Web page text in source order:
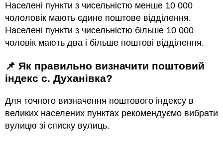
Населені пункти з чисельністю менше 10 000
чололовік мають єдине поштове відділення.
Населені пункти з чисельністю більше 10 000
чоловік мають два і більше поштові відділення.
📌 Як правильно визначити поштовий
індекс с. Духанівка?
Для точного визначення поштового індексу в
великих населених пунктах рекомендуємо вибрати
вулицю зі списку вулиць.